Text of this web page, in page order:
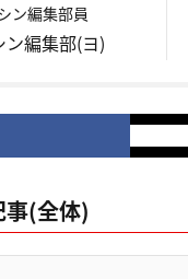
ン編集部員
編集部(ヨ)
事(全体)